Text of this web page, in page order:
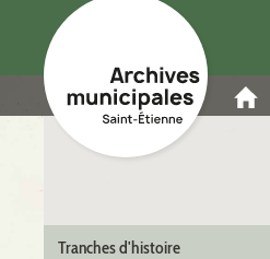
Archives
Tranches d'histoire